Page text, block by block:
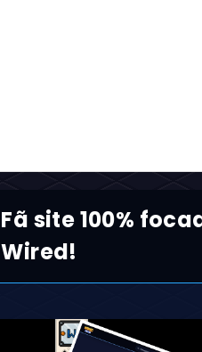
Fã site 100%
Wired!